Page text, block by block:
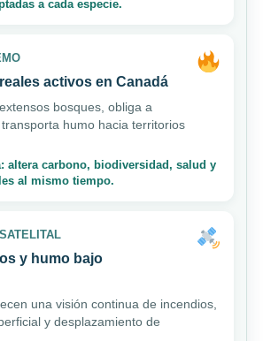
a cada especie.
activos en Canadá
bosques, obliga a
humo hacia territorios
altera carbono, biodiversidad, salud y
al mismo tiempo.
y humo bajo
una visión continua de incendios,
y desplazamiento de